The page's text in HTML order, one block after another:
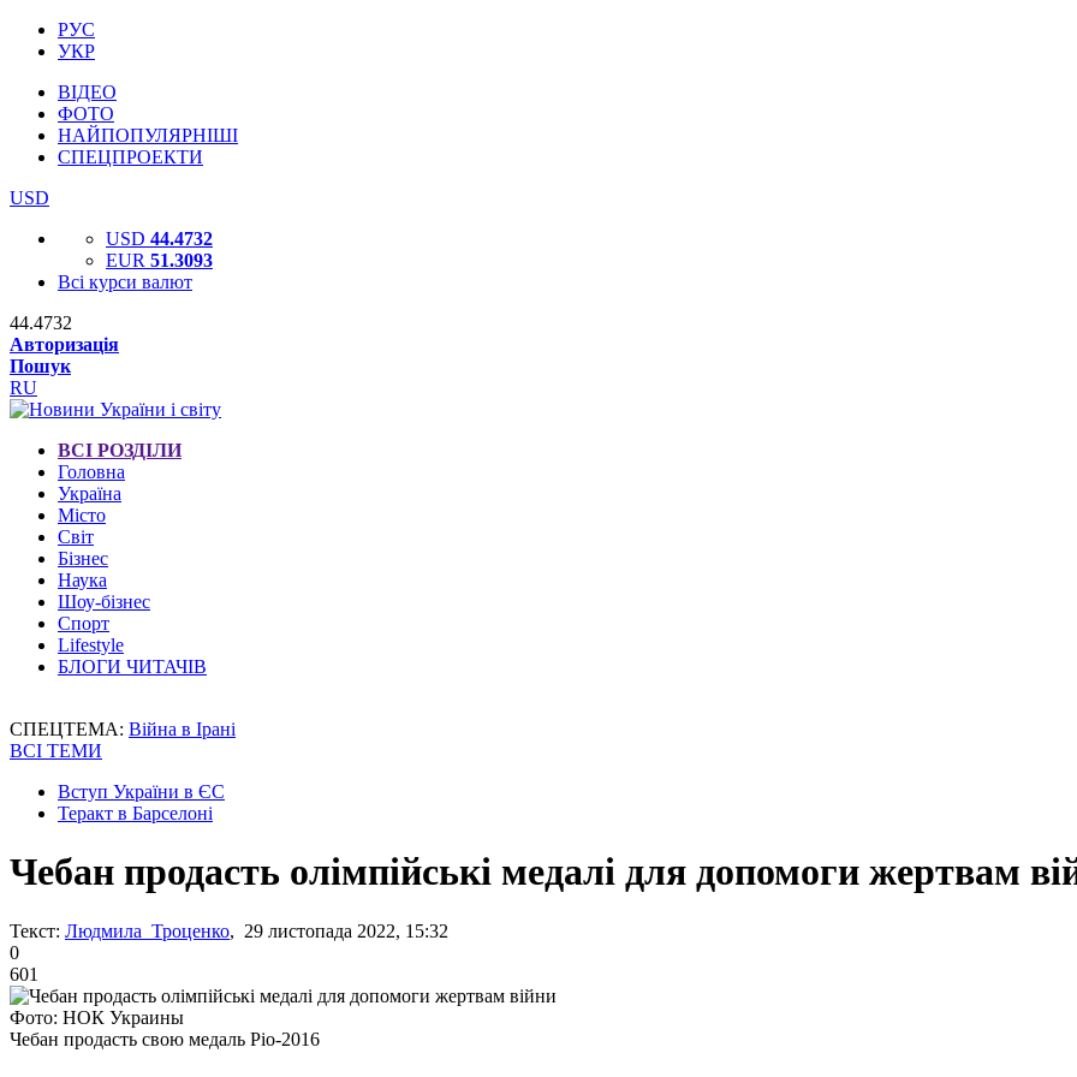
РУС
УКР
ВІДЕО
ФОТО
НАЙПОПУЛЯРНІШІ
СПЕЦПРОЕКТИ
USD
USD 44.4732
EUR 51.3093
Всі курси валют
44.4732
Авторизація
Пошук
RU
ВСІ РОЗДІЛИ
Головна
Україна
Місто
Світ
Бізнес
Наука
Шоу-бізнес
Спорт
Lifestyle
БЛОГИ ЧИТАЧІВ
СПЕЦТЕМА: Війна в Ірані
ВСІ ТЕМИ
Вступ України в ЄС
Теракт в Барселоні
Чебан продасть олімпійські медалі для допомоги жертвам
Текст: Людмила Троценко, 29 листопада 2022, 15:32
0
601
Фото: НОК Украины
Чебан продасть свою медаль Ріо-2016